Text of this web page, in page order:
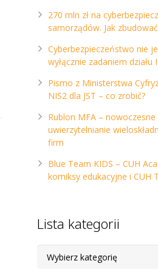
270 mln zł na
samorządów. Jak
Cyberbezpieczeństwo nie
wyłącznie zadaniem działu
Pismo z Ministerstwa
NIS2 dla JST – co zrobić?
Rublon MFA – nowoczesne
uwierzytelnianie
firm
Blue Team KIDS – CUH
komiksy edukacyjne i CUH
Lista kategorii
kategorii